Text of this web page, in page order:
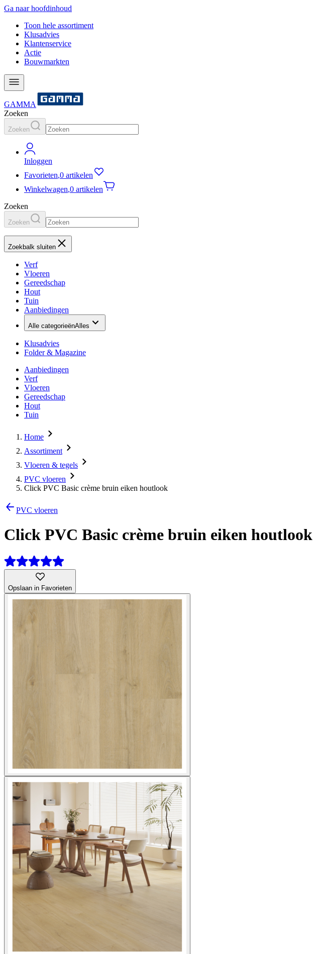
Ga naar hoofdinhoud
Toon hele assortiment
Klusadvies
Klantenservice
Actie
Bouwmarkten
GAMMA
Zoeken
Zoeken
Inloggen
Favorieten,0 artikelen
Winkelwagen,0 artikelen
Zoeken
Zoeken
Zoekbalk sluiten
Verf
Vloeren
Gereedschap
Hout
Tuin
Aanbiedingen
Alle categorieënAlles
Klusadvies
Folder & Magazine
Aanbiedingen
Verf
Vloeren
Gereedschap
Hout
Tuin
Home
Assortiment
Vloeren & tegels
PVC vloeren
Click PVC Basic crème bruin eiken houtlook
PVC vloeren
Click PVC Basic crème bruin eiken houtlook
Opslaan in Favorieten